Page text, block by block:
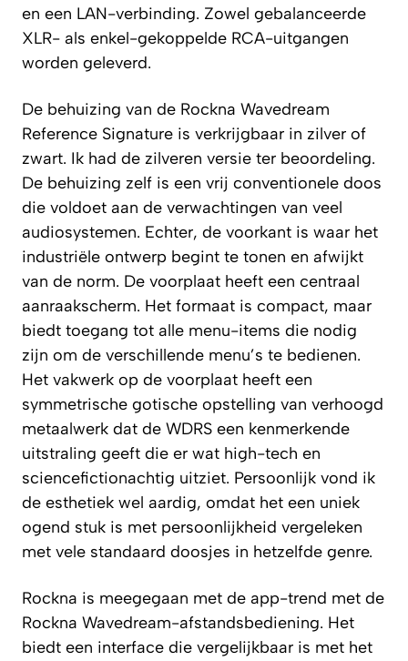
en een LAN-verbinding. Zowel gebalanceerde
XLR- als enkel-gekoppelde RCA-uitgangen
worden geleverd.
De behuizing van de Rockna Wavedream
Reference Signature is verkrijgbaar in zilver of
zwart. Ik had de zilveren versie ter beoordeling.
De behuizing zelf is een vrij conventionele doos
die voldoet aan de verwachtingen van veel
audiosystemen. Echter, de voorkant is waar het
industriële ontwerp begint te tonen en afwijkt
van de norm. De voorplaat heeft een centraal
aanraakscherm. Het formaat is compact, maar
biedt toegang tot alle menu-items die nodig
zijn om de verschillende menu’s te bedienen.
Het vakwerk op de voorplaat heeft een
symmetrische gotische opstelling van verhoogd
metaalwerk dat de WDRS een kenmerkende
uitstraling geeft die er wat high-tech en
sciencefictionachtig uitziet. Persoonlijk vond ik
de esthetiek wel aardig, omdat het een uniek
ogend stuk is met persoonlijkheid vergeleken
met vele standaard doosjes in hetzelfde genre.
Rockna is meegegaan met de app-trend met de
Rockna Wavedream-afstandsbediening. Het
biedt een interface die vergelijkbaar is met het